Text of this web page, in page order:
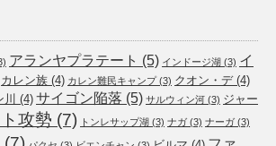
アランヤプラテート (5) インドージ湖 (3) イ
カレン族 (4) カレン難民キャンプ(3) クオン・デ(4)
(4) サイゴン陥落 (5) サルウィン河 (3) ジャー
攻勢 (7) トンレサップ湖 (3) ナガ (3) ナーガ (3)